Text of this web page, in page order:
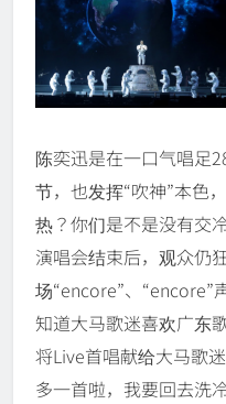
陈奕迅是在一口气唱足
节，也发挥“吹神”本色
热？你们是不是没有交
演唱会结束后，观众仍
场“encore”、“encore”
知道大马歌迷喜欢广东
将Live首唱献给大马歌
多一首啦，我要回去洗